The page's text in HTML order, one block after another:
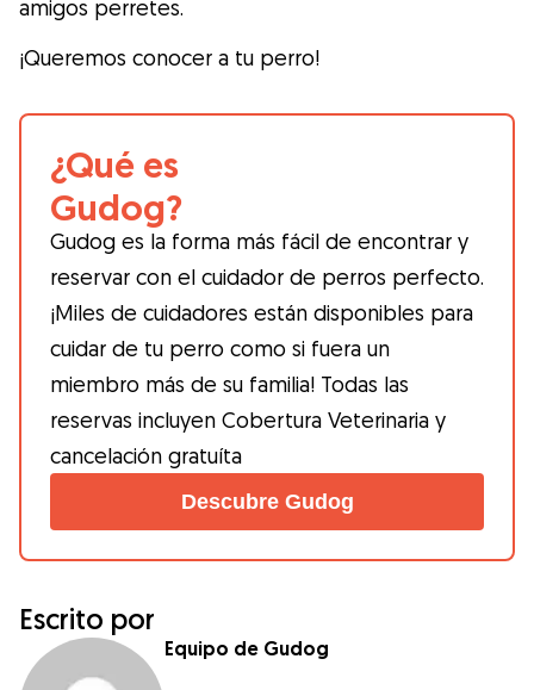
amigos perretes.
¡Queremos conocer a tu perro!
¿Qué es
Gudog?
Gudog es la forma más fácil de encontrar y
reservar con el cuidador de perros perfecto.
¡Miles de cuidadores están disponibles para
cuidar de tu perro como si fuera un
miembro más de su familia! Todas las
reservas incluyen Cobertura Veterinaria y
cancelación gratuíta
Descubre Gudog
Escrito por
Equipo de Gudog